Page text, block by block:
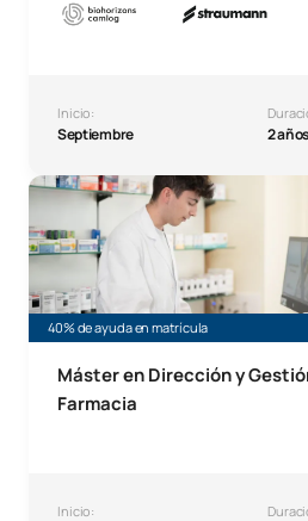
Inicio:
Septiembre 2 años
40% de ayuda en matrícula
Máster en Dirección y
Farmacia
Inicio:
MBA Dirección, gestión